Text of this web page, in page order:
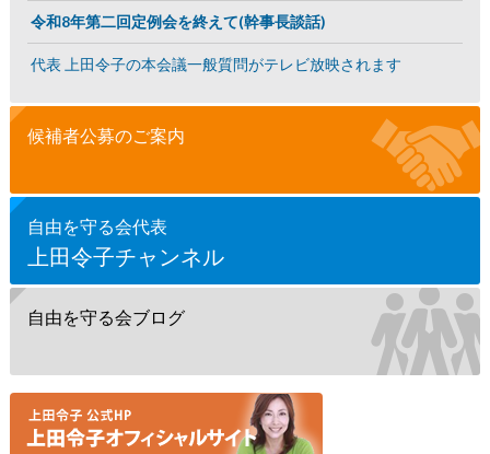
令和8年第二回定例会を終えて(幹事長談話)
代表 上田令子の本会議一般質問がテレビ放映されます
候補者公募のご案内
自由を守る会代表
上田令子チャンネル
自由を守る会ブログ